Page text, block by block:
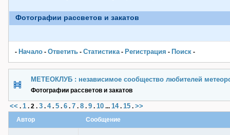
Фотографии рассветов и закатов
- Начало - Ответить - Статистика- Pегистрация - Поиск -
МЕТЕОКЛУБ : независимое сообщество любителей
Фотографии рассветов и закатов
<< . 1 . 2 . 3 . 4. 5 . 6 . 7 . 8 . 9 . 10 ... 14. 15 . >>
Автор Сообщение